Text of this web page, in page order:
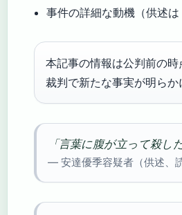
事件の詳細な動機（供述
本記事の情報は公判前の
裁判で新たな事実が明らか
「言葉に腹が立って殺し
— 安達優季容疑者（供述、